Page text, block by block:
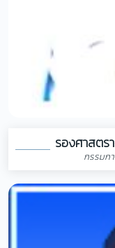
รองศาสตร
กรรมก